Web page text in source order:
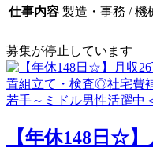
仕事内容 製造・事務 / 機
募集が停止しています
【年休148日☆